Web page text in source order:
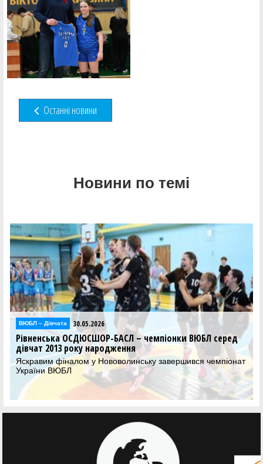
Останні новини
Новини по темі
Відео 30.05.2026
Фінал чотирьох ВЮБЛ серед дівчат 2013 року:
відеотрансляція матчів 30 травня
Дивіться трансляцію вирішальних матчів Фіналу чотирьох
ВЮБЛ серед дівчат 2013 року